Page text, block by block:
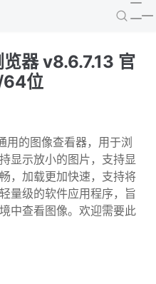
器 v8.6.7.13 官
64位
用的图像查看器，用于浏
显示放小的图片，支持显
，加载更加快速，支持将
量级的软件应用程序，旨
中查看图像。欢迎需要此